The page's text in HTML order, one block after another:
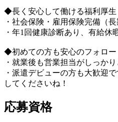
◆長く安心して働ける福利厚生
・社会保険・雇用保険完備（長
・年1回健康診断あり、有給休
◆初めての方も安心のフォロー
・就業後も営業担当がしっかり
・派遣デビューの方も大歓迎
してくださいね！
応募資格